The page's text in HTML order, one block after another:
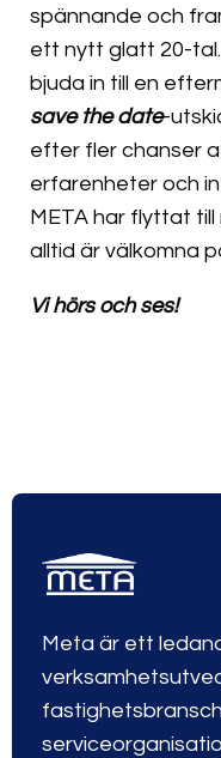
spännande och
ett nytt glatt 20-
bjuda in till en
save the date-
efter fler chanser
erfarenheter och
META har flyttat
alltid är välkomna
Vi hörs och ses!
Meta är ett